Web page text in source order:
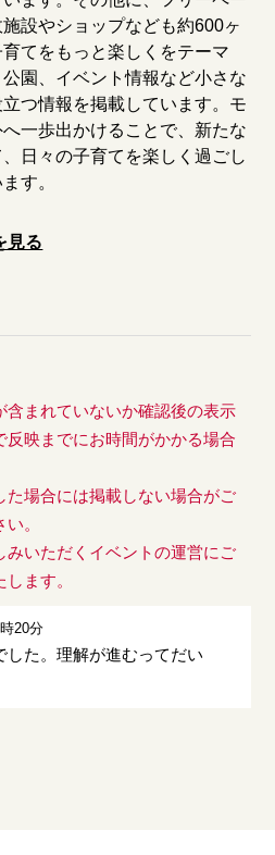
設やショップなども約600ヶ
てをもっと楽しくをテーマ
園、イベント情報など小さな
つ情報を掲載しています。モ
一歩出かけることで、新たな
日々の子育てを楽しく過ごし
す。
見る
含まれていないか確認後の表示
反映までにお時間がかかる場合
た場合には掲載しない場合がご
。
みいただくイベントの運営にご
ます。
20分
した。理解が進むってだい